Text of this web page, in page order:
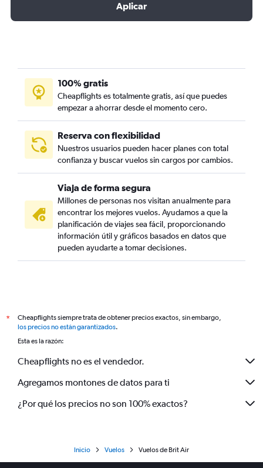
Aplicar
100% gratis
Cheapflights es totalmente gratis, así que puedes
empezar a ahorrar desde el momento cero.
Reserva con flexibilidad
Nuestros usuarios pueden hacer planes con total
confianza y buscar vuelos sin cargos por cambios.
Viaja de forma segura
Millones de personas nos visitan anualmente para
encontrar los mejores vuelos. Ayudamos a que la
planificación de viajes sea fácil, proporcionando
información útil y gráficos basados en datos que
pueden ayudarte a tomar decisiones.
*
Cheapflights siempre trata de obtener precios exactos, sin embargo,
los precios no están garantizados.
Esta es la razón:
Cheapflights no es el vendedor.
Agregamos montones de datos para ti
¿Por qué los precios no son 100% exactos?
Inicio Vuelos Vuelos de Brit Air